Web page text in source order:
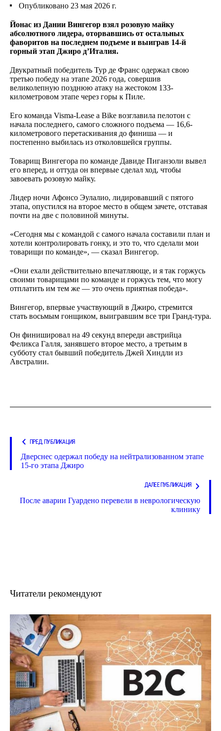
Опубликовано 23 мая 2026 г.
Йонас из Дании Вингегор взял розовую майку
абсолютного лидера, оторвавшись от остальных
фаворитов на последнем подъеме и выиграв 14-й
горный этап Джиро д’Италия.
Двукратный победитель Тур де Франс одержал свою
третью победу на этапе 2026 года, совершив
великолепную позднюю атаку на жестоком 133-
километровом этапе через горы к Пиле.
Его команда Visma-Lease a Bike возглавила пелотон с
начала последнего, самого сложного подъема — 16,6-
километрового перетаскивания до финиша — и
постепенно выбилась из отколовшейся группы.
Товарищ Вингегора по команде Давиде Пиганзоли вывел
его вперед, и оттуда он впервые сделал ход, чтобы
завоевать розовую майку.
Лидер ночи Афонсо Эулалио, лидировавший с пятого
этапа, опустился на второе место в общем зачете, отставая
почти на две с половиной минуты.
«Сегодня мы с командой с самого начала составили план и
хотели контролировать гонку, и это то, что сделали мои
товарищи по команде», — сказал Вингегор.
«Они ехали действительно впечатляюще, и я так горжусь
своими товарищами по команде и горжусь тем, что могу
отплатить им тем же — это очень приятная победа».
Вингегор, впервые участвующий в Джиро, стремится
стать восьмым гонщиком, выигравшим все три Гранд-тура.
Он финишировал на 49 секунд впереди австрийца
Феликса Галля, занявшего второе место, а третьим в
субботу стал бывший победитель Джей Хиндли из
Австралии.
ПРЕД. ПУБЛИКАЦИЯ
Дверснес одержал победу на нейтрализованном этапе
15-го этапа Джиро
ДАЛЕЕ ПУБЛИКАЦИЯ
После аварии Гуардено перевели в неврологическую
клинику
Читатели рекомендуют